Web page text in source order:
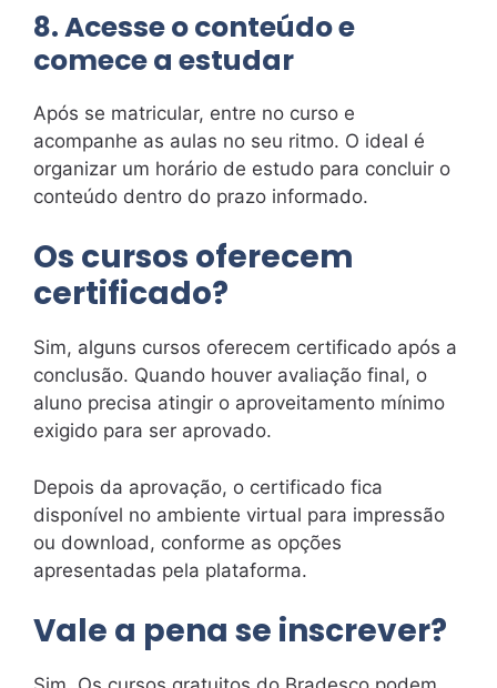
8. Acesse o conteúdo e
comece a estudar
Após se matricular, entre no curso e
acompanhe as aulas no seu ritmo. O ideal é
organizar um horário de estudo para concluir o
conteúdo dentro do prazo informado.
Os cursos oferecem
certificado?
Sim, alguns cursos oferecem certificado após a
conclusão. Quando houver avaliação final, o
aluno precisa atingir o aproveitamento mínimo
exigido para ser aprovado.
Depois da aprovação, o certificado fica
disponível no ambiente virtual para impressão
ou download, conforme as opções
apresentadas pela plataforma.
Vale a pena se inscrever?